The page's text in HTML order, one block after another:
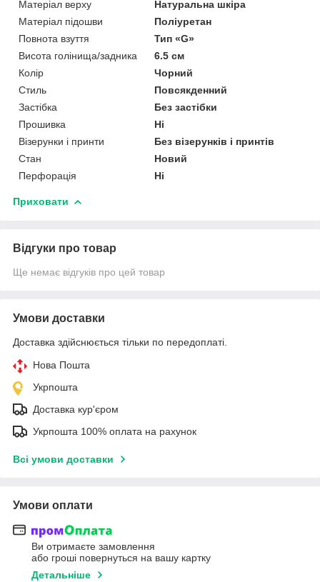
Матеріал верху
Натуральна шкіра
Матеріал підошви
Поліуретан
Повнота взуття
Тип «G»
Висота голінища/задника
6.5 см
Колір
Чорний
Стиль
Повсякденний
Застібка
Без застібки
Прошивка
Ні
Візерунки і принти
Без візерунків і принтів
Стан
Новий
Перфорація
Ні
Приховати
Відгуки про товар
Ще немає відгуків про цей товар
Умови доставки
Доставка здійснюється тільки по передоплаті.
Нова Пошта
Укрпошта
Доставка кур'єром
Укрпошта 100% оплата на рахунок
Всі умови доставки
Умови оплати
Ви отримаєте замовлення
або гроші повернуться на вашу картку
Детальніше